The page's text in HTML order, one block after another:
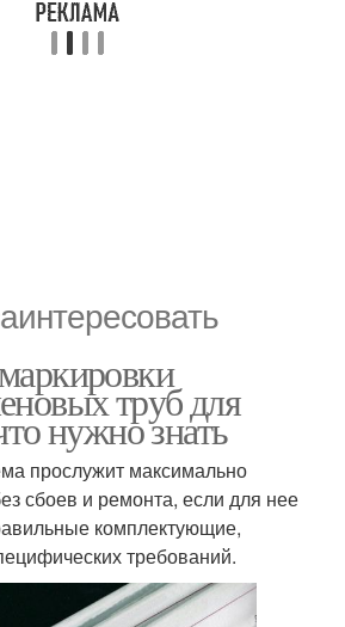
труб для
нужно знать
прослужит максимально
сбоев и ремонта, если для нее
комплектующие,
требований.